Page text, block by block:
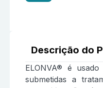
Descrição do
ELONVA® é
submetidas a